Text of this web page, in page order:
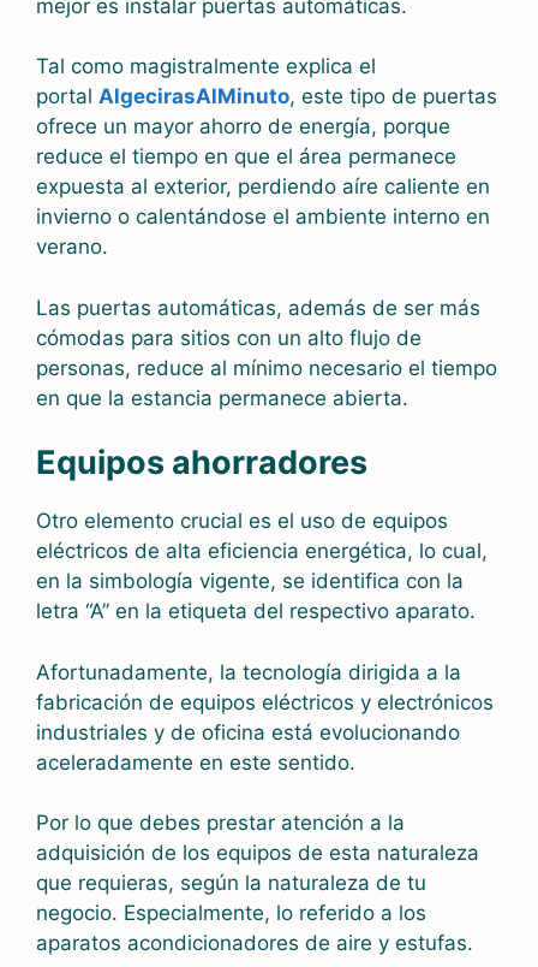
mejor es instalar puertas automáticas.
Tal como magistralmente explica el
portal AlgecirasAlMinuto, este tipo de puertas
ofrece un mayor ahorro de energía, porque
reduce el tiempo en que el área permanece
expuesta al exterior, perdiendo aíre caliente en
invierno o calentándose el ambiente interno en
verano.
Las puertas automáticas, además de ser más
cómodas para sitios con un alto flujo de
personas, reduce al mínimo necesario el tiempo
en que la estancia permanece abierta.
Equipos ahorradores
Otro elemento crucial es el uso de equipos
eléctricos de alta eficiencia energética, lo cual,
en la simbología vigente, se identifica con la
letra “A” en la etiqueta del respectivo aparato.
Afortunadamente, la tecnología dirigida a la
fabricación de equipos eléctricos y electrónicos
industriales y de oficina está evolucionando
aceleradamente en este sentido.
Por lo que debes prestar atención a la
adquisición de los equipos de esta naturaleza
que requieras, según la naturaleza de tu
negocio. Especialmente, lo referido a los
aparatos acondicionadores de aire y estufas.